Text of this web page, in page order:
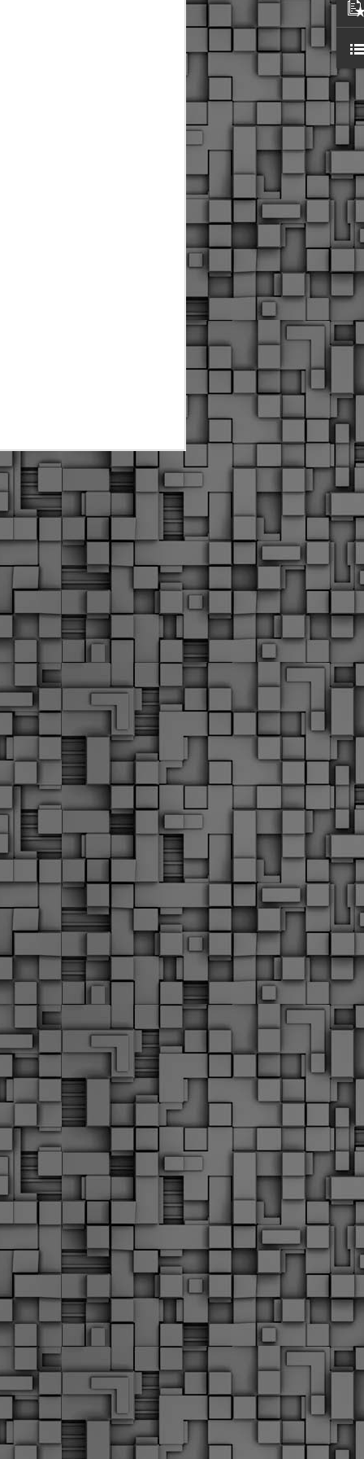
αστυνομικούς, οι οποίοι έχουν
εκπαίδευσή τους και
καθήκοντα.
ο Δήμος παρέλαβε τρία
οποία θα χρησιμοποιούνται για
μετακινήσεις των
Η Δημοτική Αστυνομία
Θεσσαλονίκης βεβαίωσε κατά
τις προηγούμενες ημέρες
πρόστιμα για 11 διοικητικές
παραβάσεις που έλαβαν
εργασιών από εργολαβικά
συνεργεία και οι οποίες
αφορούσαν εκτέλεση
εργασιών χωρίς νόμιμη
σήμανση και στην απόθεση
υλικών – εργαλείων εκτός του
προβλεπόμενου εργοταξίου.